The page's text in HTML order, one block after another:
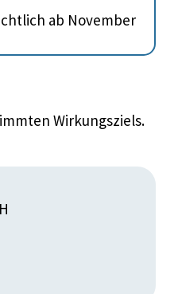
ab November
Wirkungsziels.